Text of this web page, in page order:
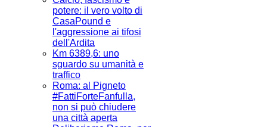
potere: il vero volto di
CasaPound e
l'aggressione ai tifosi
dell'Ardita
Km 6389,6: uno
sguardo su umanità e
traffico
Roma: al Pigneto
#FattiForteFanfulla,
non si può chiudere
una città aperta